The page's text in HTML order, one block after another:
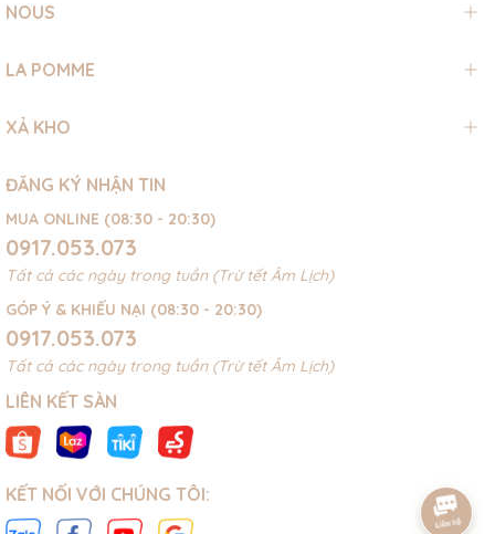
NOUS
LA POMME
XẢ KHO
ĐĂNG KÝ NHẬN TIN
MUA ONLINE (08:30 - 20:30)
0917.053.073
Tất cả các ngày trong tuần (Trừ tết Âm Lịch)
GÓP Ý & KHIẾU NẠI (08:30 - 20:30)
0917.053.073
Tất cả các ngày trong tuần (Trừ tết Âm Lịch)
LIÊN KẾT SÀN
KẾT NỐI VỚI CHÚNG TÔI: